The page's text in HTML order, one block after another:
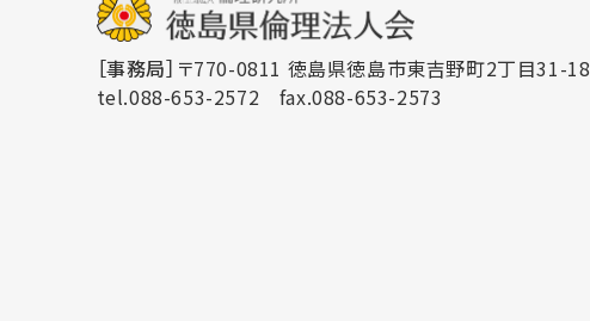
［事務局］ 〒770-0811 徳島県徳島市東吉野町2丁目31-18
tel.088-653-2572 fax.088-653-2573